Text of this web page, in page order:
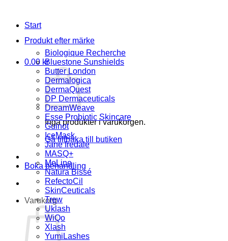
0.00 kr
Inga produkter i varukorgen.
Gå tillbaka till butiken
Boka behandling
Varukorg
Start
Produkt efter märke
Biologique Recherche
Bluestone Sunshields
Butter London
Dermalogica
DermaQuest
DP Dermaceuticals
DreamWeave
Esse Probiotic Skincare
Guinot
IceMask
Jane Iredale
MASQ+
MeLine
Natura Bissé
RefectoCil
SkinCeuticals
Trew
Uklash
WiQo
Xlash
YumiLashes